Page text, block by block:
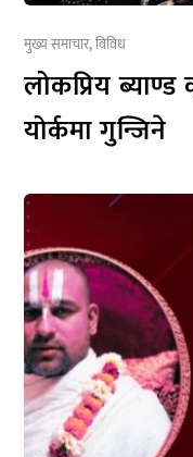
मुख्य समाचार,विविध
लोकप्रिय
योर्कमा गुन्जिने